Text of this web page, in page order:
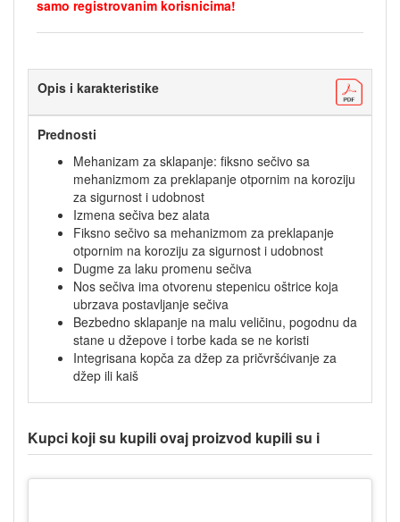
samo registrovanim korisnicima!
Opis i karakteristike
Prednosti
Mehanizam za sklapanje: fiksno sečivo sa
mehanizmom za preklapanje otpornim na koroziju
za sigurnost i udobnost
Izmena sečiva bez alata
Fiksno sečivo sa mehanizmom za preklapanje
otpornim na koroziju za sigurnost i udobnost
Dugme za laku promenu sečiva
Nos sečiva ima otvorenu stepenicu oštrice koja
ubrzava postavljanje sečiva
Bezbedno sklapanje na malu veličinu, pogodnu da
stane u džepove i torbe kada se ne koristi
Integrisana kopča za džep za pričvršćivanje za
džep ili kaiš
Kupci koji su kupili ovaj proizvod kupili su i